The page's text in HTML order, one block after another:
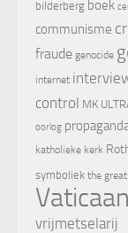
bilderberg boek
communisme
fraude genocide
internet
control MK
oorlog
katholieke kerk
symboliek the
Vaticaan
vrijmetselarij